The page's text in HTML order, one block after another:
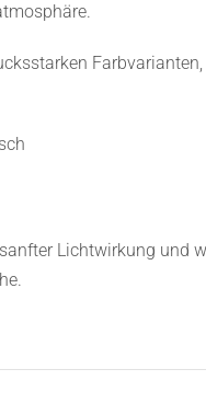
Lichtwirkung und